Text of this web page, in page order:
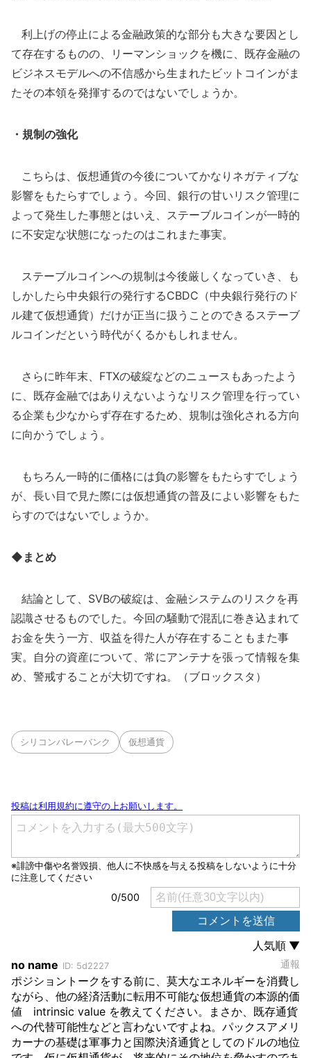
利上げの停止による金融政策的な部分も大きな要因とし
て存在するものの、リーマンショックを機に、既存金融の
ビジネスモデルへの不信感から生まれたビットコインがま
たその本領を発揮するのではないでしょうか。
・規制の強化
こちらは、仮想通貨の今後についてかなりネガティブな
影響をもたらすでしょう。今回、銀行の甘いリスク管理に
よって発生した事態とはいえ、ステーブルコインが一時的
に不安定な状態になったのはこれまた事実。
ステーブルコインへの規制は今後厳しくなっていき、も
しかしたら中央銀行の発行するCBDC（中央銀行発行のド
ル建て仮想通貨）だけが正当に扱うことのできるステーブ
ルコインだという時代がくるかもしれません。
さらに昨年末、FTXの破綻などのニュースもあったよう
に、既存金融ではありえないようなリスク管理を行ってい
る企業も少なからず存在するため、規制は強化される方向
に向かうでしょう。
もちろん一時的に価格には負の影響をもたらすでしょう
が、長い目で見た際には仮想通貨の普及によい影響をもた
らすのではないでしょうか。
◆まとめ
結論として、SVBの破綻は、金融システムのリスクを再
認識させるものでした。今回の騒動で混乱に巻き込まれて
お金を失う一方、収益を得た人が存在することもまた事
実。自分の資産について、常にアンテナを張って情報を集
め、警戒することが大切ですね。（ブロックスタ）
シリコンバレーバンク 仮想通貨